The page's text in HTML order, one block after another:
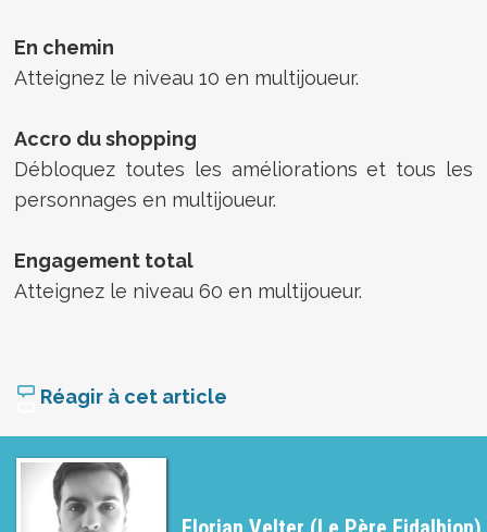
En chemin
Atteignez le niveau 10 en multijoueur.
Accro du shopping
Débloquez toutes les améliorations et tous les
personnages en multijoueur.
Engagement total
Atteignez le niveau 60 en multijoueur.
Réagir à cet article